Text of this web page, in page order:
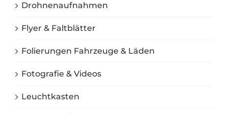
Drohnenaufnahmen
Flyer & Faltblätter
Folierungen Fahrzeuge & Läden
Fotografie & Videos
Leuchtkasten